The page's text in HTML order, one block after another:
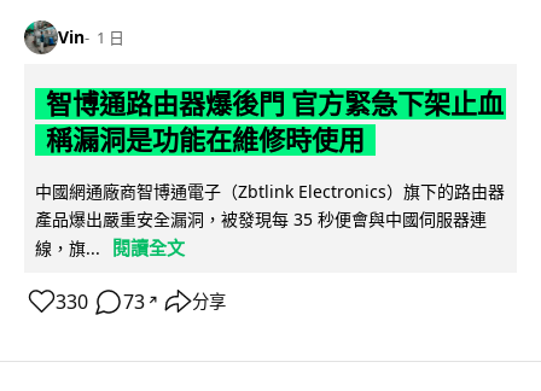
Vin 1 日
智博通路由器爆後門 官方緊急下架止血
稱漏洞是功能在維修時使用
中國網通廠商智博通電子（Zbtlink Electronics）旗下的路由器
產品爆出嚴重安全漏洞，被發現每 35 秒便會與中國伺服器連
線，旗...
閱讀全文
330 73 ↗ 分享